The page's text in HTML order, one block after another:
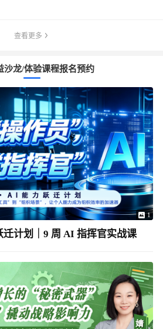
查看更多
沙龙/体验课程报名预约
1
计划｜9 周 AI 指挥官实战课